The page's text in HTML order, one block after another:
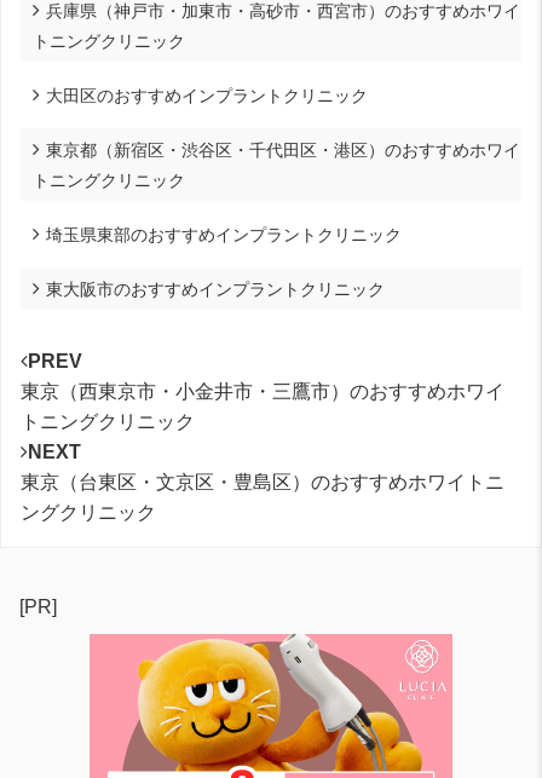
兵庫県（神戸市・加東市・高砂市・西宮市）のおすすめホワイ
トニングクリニック
大田区のおすすめインプラントクリニック
東京都（新宿区・渋谷区・千代田区・港区）のおすすめホワイ
トニングクリニック
埼玉県東部のおすすめインプラントクリニック
東大阪市のおすすめインプラントクリニック
PREV
東京（西東京市・小金井市・三鷹市）のおすすめホワイ
トニングクリニック
NEXT
東京（台東区・文京区・豊島区）のおすすめホワイトニ
ングクリニック
[PR]